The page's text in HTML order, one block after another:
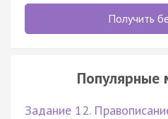
Получить
Популярные
Задание 12.